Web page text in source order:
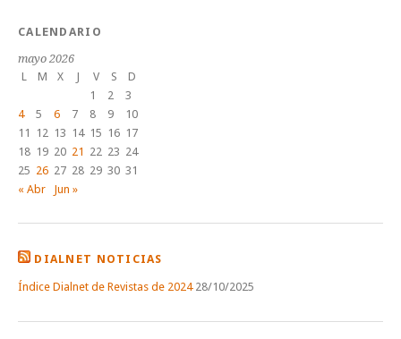
CALENDARIO
mayo 2026
L
M X J V S
D
1
2
3
4
5 6 7 8 9
10
11
12 13 14 15 16 17
18 19 20 21 22 23 24
25 26 27 28 29 30 31
« Abr
Jun »
DIALNET NOTICIAS
Índice Dialnet de Revistas de 2024 28/10/2025